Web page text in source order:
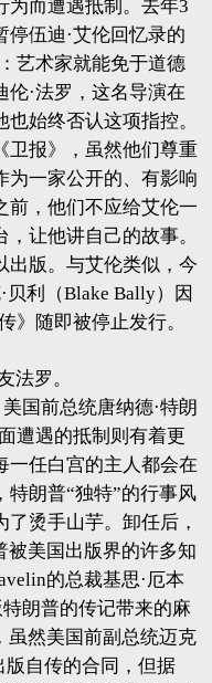
为而遭遇抵制。去年3
停伍迪·艾伦回忆录的
艺术家就能免于道德
·法罗，这名导演在
始终否认这项指控。
卫报》，虽然他们尊重
为一家公开的、有影响
前，他们不应给艾伦一
让他讲自己的故事。
出版。与艾伦类似，今
利（Blake Bally）因
》随即被停止发行。
法罗。
国前总统唐纳德·特朗
遭遇的抵制则有着更
一任白宫的主人都会在
特朗普“独特”的行事风
烫手山芋。卸任后，
被美国出版界的许多知
的总裁基思·厄本
特朗普的传记带来的麻
虽然美国前副总统迈克
版自传的合同，但据